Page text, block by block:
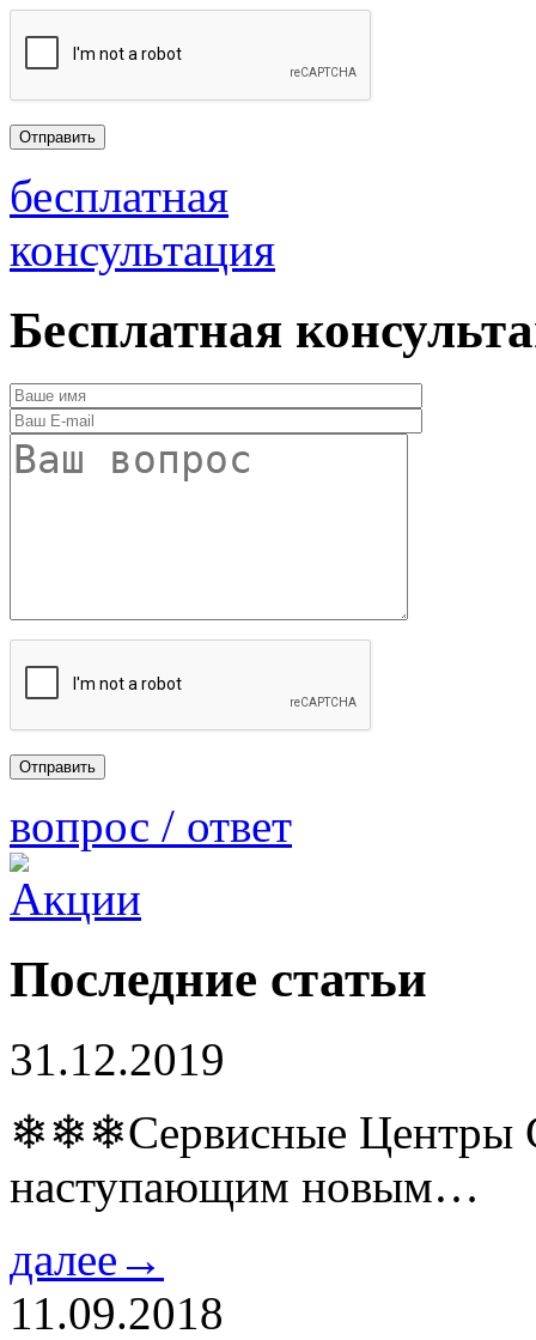
бесплатная
консультация
Бесплатная
вопрос / ответ
Последние статьи
31.12.2019
❄❄❄Сервисные Центры
наступающим новым…
далее→
11.09.2018